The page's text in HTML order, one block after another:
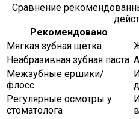
Сравнение
Рекомендовано
Мягкая зубная щетка
Неабразивная зубная паста
Межзубные ершики/
флосс
Регулярные осмотры у
стоматолога